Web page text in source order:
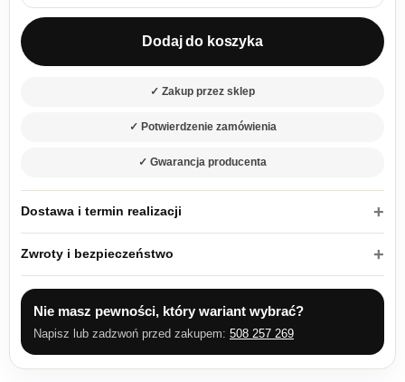
Dodaj do koszyka
✓ Zakup przez sklep
✓ Potwierdzenie zamówienia
✓ Gwarancja producenta
Dostawa i termin realizacji
Zwroty i bezpieczeństwo
Nie masz pewności, który wariant wybrać?
Napisz lub zadzwoń przed zakupem: 508 257 269